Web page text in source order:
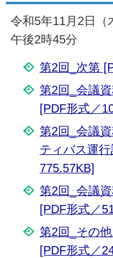
令和5年11月2日（
午後2時45分
第2回_次第
第2回_会議
[PDF形式／
第2回_会議
ティバス運
775.57KB]
第2回_会議
[PDF形式／
第2回_その
[PDF形式／